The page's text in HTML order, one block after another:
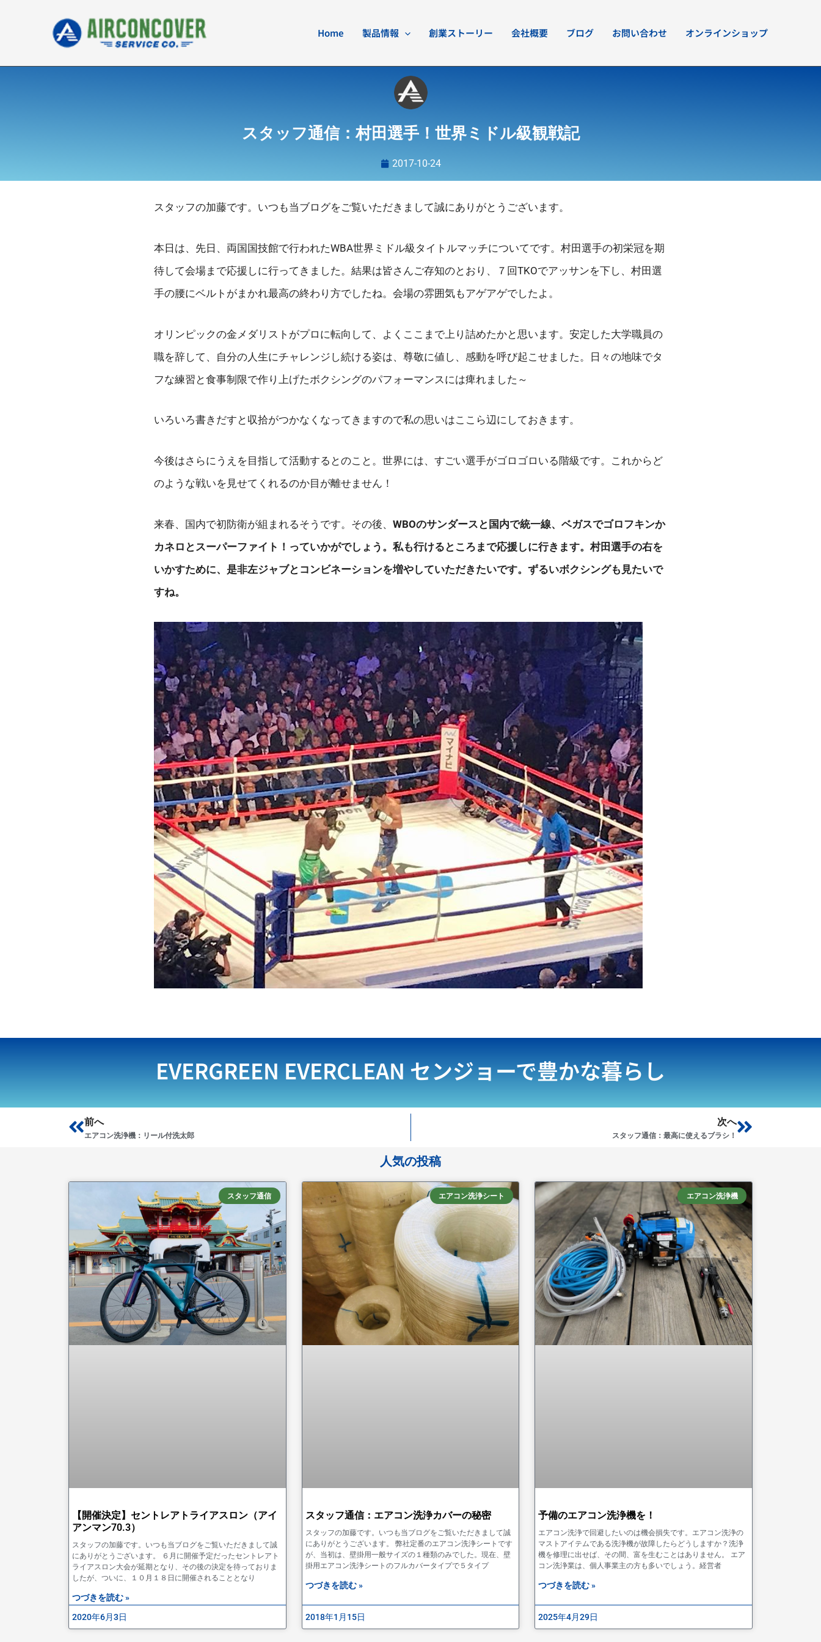
キ
Home 製品情報 創業ストーリー 会社概要 ブログ お問い合わせ オンラインショップ
スタッフ通信：村田選手！世界ミドル級観戦記
2017-10-24
スタッフの加藤です。いつも当ブログをご覧いただきまして誠にありがとうございます。
本日は、先日、両国国技館で行われたWBA世界ミドル級タイトルマッチについてです。村田選手の初栄冠を期
待して会場まで応援しに行ってきました。結果は皆さんご存知のとおり、７回TKOでアッサンを下し、村田選
手の腰にベルトがまかれ最高の終わり方でしたね。会場の雰囲気もアゲアゲでしたよ。
オリンピックの金メダリストがプロに転向して、よくここまで上り詰めたかと思います。安定した大学職員の
職を辞して、自分の人生にチャレンジし続ける姿は、尊敬に値し、感動を呼び起こせました。日々の地味でタ
フな練習と食事制限で作り上げたボクシングのパフォーマンスには痺れました～
いろいろ書きだすと収拾がつかなくなってきますので私の思いはここら辺にしておきます。
今後はさらにうえを目指して活動するとのこと。世界には、すごい選手がゴロゴロいる階級です。これからど
のような戦いを見せてくれるのか目が離せません！
来春、国内で初防衛が組まれるそうです。その後、 WBOのサンダースと国内で統一線、ベガスでゴロフキンか
カネロとスーパーファイト！っていかがでしょう。私も行けるところまで応援しに行きます。村田選手の右を
いかすために、是非左ジャブとコンビネーションを増やしていただきたいです。ずるいボクシングも見たいで
すね。
EVERGREEN EVERCLEANセンジョーで豊かな暮らし
Prev
前へ
エアコン洗浄機：リール付洗太郎
次へ
スタッフ通信：最高に使えるブラシ！ Next
人気の投稿
スタッフ通信
【開催決定】セントレアトライアスロン（アイ
アンマン70.3）
スタッフの加藤です。いつも当ブログをご覧いただきまして誠
にありがとうございます。 ６月に開催予定だったセントレアト
ライアスロン大会が延期となり、その後の決定を待っておりま
したが、ついに、１０月１８日に開催されることとなり
つづきを読む »
2020年6月3日
エアコン洗浄シート
スタッフ通信：エアコン洗浄カバーの秘密
スタッフの加藤です。いつも当ブログをご覧いただきまして誠
にありがとうございます。 弊社定番のエアコン洗浄シートです
が、当初は、壁掛用一般サイズの１種類のみでした。現在、壁
掛用エアコン洗浄シートのフルカバータイプで５タイプ
つづきを読む »
2018年1月15日
エアコン洗浄機
予備のエアコン洗浄機を！
エアコン洗浄で回避したいのは機会損失です。エアコン洗浄の
マストアイテムである洗浄機が故障したらどうしますか？洗浄
機を修理に出せば、その間、富を生むことはありません。 エア
コン洗浄業は、個人事業主の方も多いでしょう。経営者
つづきを読む »
2025年4月29日